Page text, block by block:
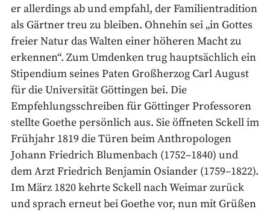
er allerdings ab und empfahl, der Familientradition
als Gärtner treu zu bleiben. Ohnehin sei „in Gottes
freier Natur das Walten einer höheren Macht zu
erkennen“. Zum Umdenken trug hauptsächlich ein
Stipendium seines Paten Großherzog Carl August
für die Universität Göttingen bei. Die
Empfehlungsschreiben für Göttinger Professoren
stellte Goethe persönlich aus. Sie öffneten Sckell im
Frühjahr 1819 die Türen beim Anthropologen
Johann Friedrich Blumenbach (1752–1840) und
dem Arzt Friedrich Benjamin Osiander (1759–1822).
Im März 1820 kehrte Sckell nach Weimar zurück
und sprach erneut bei Goethe vor, nun mit Grüßen